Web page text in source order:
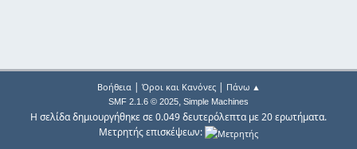
Βοήθεια| Όροι και Κανόνες| Πάνω ▲
SMF 2.1.6 © 2025, Simple Machines
Η σελίδα δημιουργήθηκε σε 0.049 δευτερόλεπτα με 20 ερωτήματα.
Μετρητής επισκέψεων: